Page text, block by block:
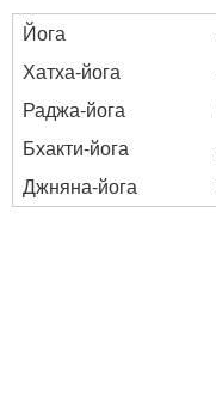
Йога
Хатха-йога
Раджа-йога
Бхакти-йога
Джняна-йога